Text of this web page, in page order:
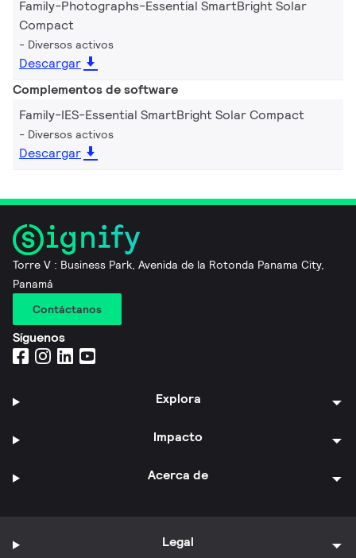
Family-Photographs-Essential SmartBright Solar
Compact
Diversos activos
Descargar
Complementos de software
Family-IES-Essential SmartBright Solar Compact
Diversos activos
Descargar
Torre V : Business Park, Avenida de la Rotonda Panama City,
Panamá
Contáctanos
Síguenos
Explora
Impacto
Acerca de
Legal